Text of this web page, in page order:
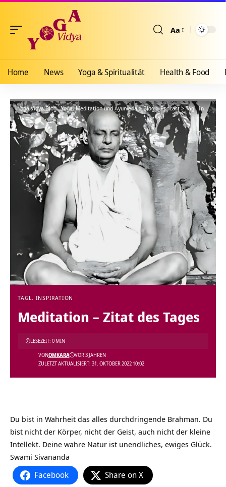
Aa
Home News Yoga & Spiritualität Health & Food
Yoga Vidya Blog - Yoga, Meditation und Ayurveda>Blog>Podcast>Tägl. Inspiration
TÄGL. INSPIRATION
Meditation – Zitat des Tages
ZULETZT AKTUALISIERT: 31. OKTOBER 2022 10:02
VONOMKARA VOR 3 JAHREN
LESEZEIT: 0 MIN
Du bist in Wahrheit das alles durchdringende Brahman. Du
bist nicht der Körper, nicht der Geist, auch nicht der kleine
Intellekt. Deine wahre Natur ist unendliches, ewiges Glück.
Swami Sivananda
Facebook Share on X